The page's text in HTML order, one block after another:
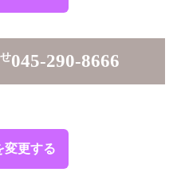
変更する
045-290-8666